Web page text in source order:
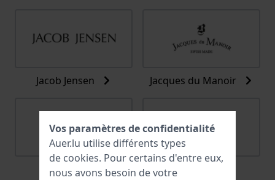
Jacob Jensen Jacques du Manoir
Jaguar
Vos paramètres de confidentialité
Auer.lu utilise différents types
de cookies. Pour certains d'entre eux,
nous avons besoin de votre